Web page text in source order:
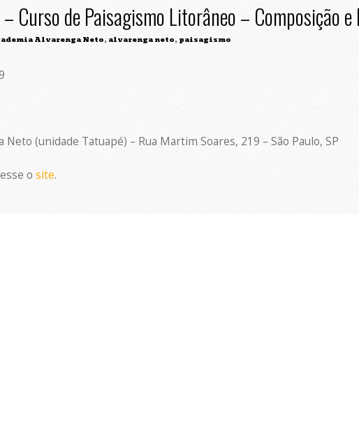
Curso de Paisagismo Litorâneo – Composição e
Alvarenga Neto, alvarenga neto, paisagismo
(unidade Tatuapé) – Rua Martim Soares, 219 – São Paulo, SP
o site.